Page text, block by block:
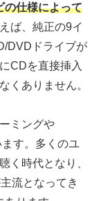
の仕様によって
ば、純正の9イ
DVDドライブが
CDを直接挿入
くありません。
ミングや
す。多くのユ
く時代となり、
流となってき